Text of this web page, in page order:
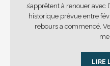
s’apprêtent à renouer avec
historique prévue entre
rebours a commencé.
LIRE